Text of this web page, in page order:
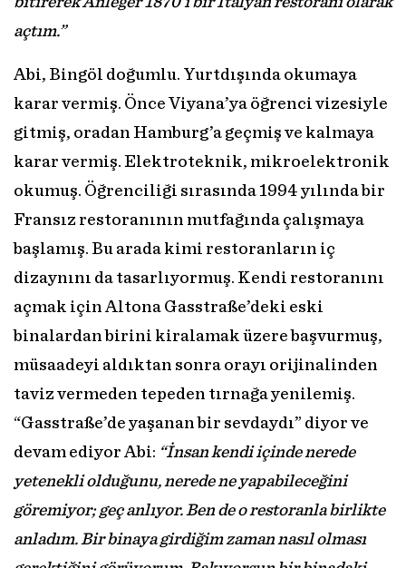
açtım.”
Abi, Bingöl doğumlu. Yurtdışında okumaya
karar vermiş. Önce Viyana’ya öğrenci vizesiyle
gitmiş, oradan Hamburg’a geçmiş ve kalmaya
karar vermiş. Elektroteknik, mikroelektronik
okumuş. Öğrenciliği sırasında 1994 yılında bir
Fransız restoranının mutfağında çalışmaya
başlamış. Bu arada kimi restoranların iç
dizaynını da tasarlıyormuş. Kendi restoranını
açmak için Altona Gasstraße’deki eski
binalardan birini kiralamak üzere başvurmuş,
müsaadeyi aldıktan sonra orayı orijinalinden
taviz vermeden tepeden tırnağa yenilemiş.
“Gasstraße’de yaşanan bir sevdaydı” diyor ve
devam ediyor Abi: “İnsan kendi içinde nerede
yetenekli olduğunu, nerede ne yapabileceğini
göremiyor; geç anlıyor. Ben de o restoranla birlikte
anladım. Bir binaya girdiğim zaman nasıl olması